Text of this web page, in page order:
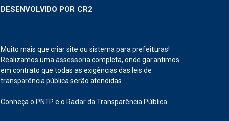
DESENVOLVIDO POR CR2
Muito mais que criar site ou sistema para prefeituras!
Realizamos uma assessoria completa, onde garantimos
em contrato que todas as exigências das leis de
transparência pública serão atendidas.
Conheça o PNTP e o Radar da Transparência Pública